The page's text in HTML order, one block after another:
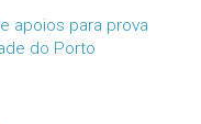
apoios para prova
do Porto